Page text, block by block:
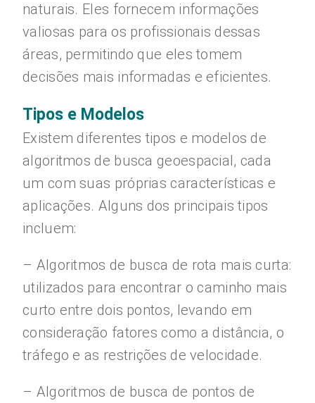
naturais. Eles fornecem informações
valiosas para os profissionais dessas
áreas, permitindo que eles tomem
decisões mais informadas e eficientes.
Tipos e Modelos
Existem diferentes tipos e modelos de
algoritmos de busca geoespacial, cada
um com suas próprias características e
aplicações. Alguns dos principais tipos
incluem:
– Algoritmos de busca de rota mais curta:
utilizados para encontrar o caminho mais
curto entre dois pontos, levando em
consideração fatores como a distância, o
tráfego e as restrições de velocidade.
– Algoritmos de busca de pontos de